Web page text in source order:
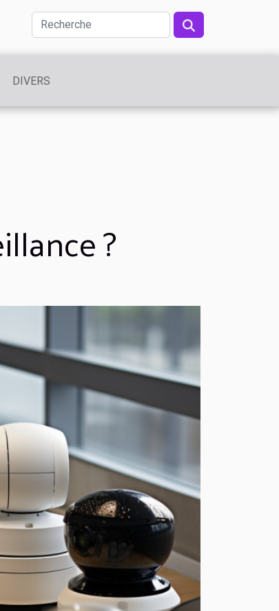
DIVERS
?